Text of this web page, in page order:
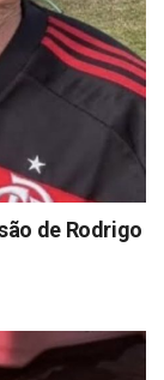
de Rodrigo